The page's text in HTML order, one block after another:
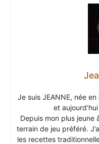
Je suis JEANNE, née
et
Depuis mon plus jeune
terrain de jeu préféré.
les recettes